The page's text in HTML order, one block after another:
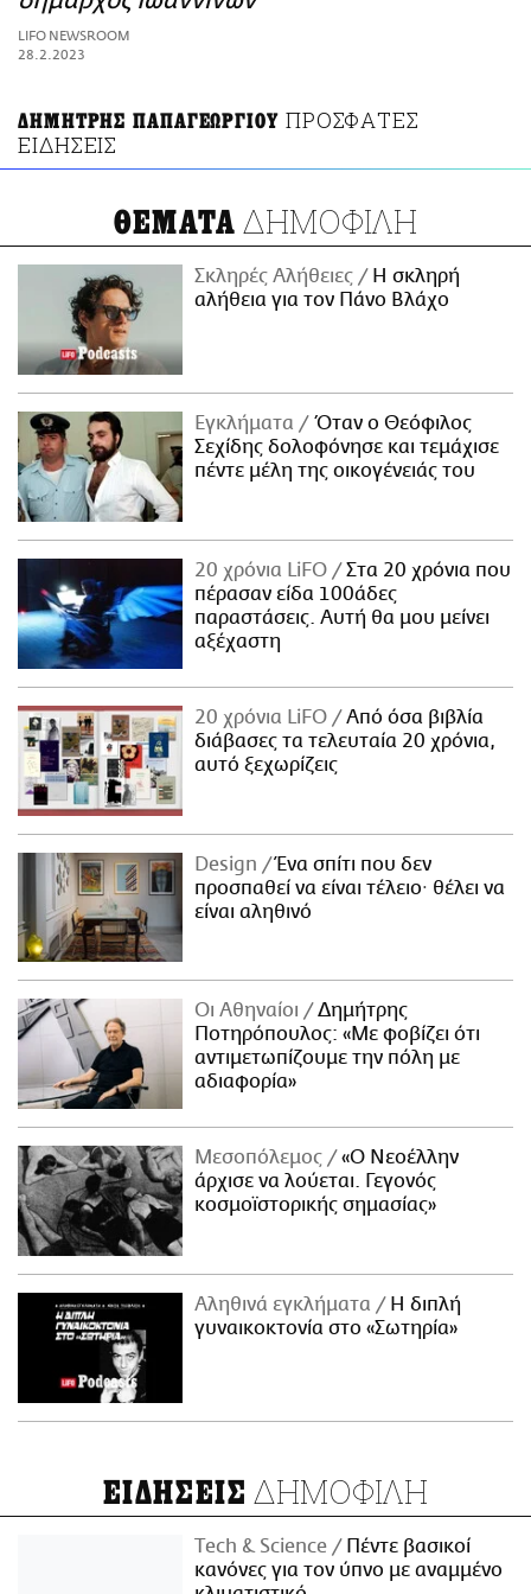
ΑΜΠΑ
PRINT
LIFO NEWSROOM
28.2.2023
ΔΗΜΗΤΡΗΣ ΠΑΠΑΓΕΩΡΓΙΟΥ ΠΡΟΣΦΑΤΕΣ
ΕΙΔΗΣΕΙΣ
ΘΕΜΑΤΑ ΔΗΜΟΦΙΛΗ
Σκληρές Αλήθειες
H σκληρή
αλήθεια για τον Πάνο Βλάχο
Εγκλήματα
Όταν ο Θεόφιλος
Σεχίδης δολοφόνησε και τεμάχισε
πέντε μέλη της οικογένειάς του
20 χρόνια LiFO
Στα 20 χρόνια που
πέρασαν είδα 100άδες
παραστάσεις. Αυτή θα μου μείνει
αξέχαστη
20 χρόνια LiFO
Από όσα βιβλία
διάβασες τα τελευταία 20 χρόνια,
αυτό ξεχωρίζεις
Design
Ένα σπίτι που δεν
προσπαθεί να είναι τέλειο· θέλει να
είναι αληθινό
Οι Αθηναίοι
Δημήτρης
Ποτηρόπουλος: «Με φοβίζει ότι
αντιμετωπίζουμε την πόλη με
αδιαφορία»
Μεσοπόλεμος
«Ο Νεοέλλην
άρχισε να λούεται. Γεγονός
κοσμοϊστορικής σημασίας»
Αληθινά εγκλήματα
Η διπλή
γυναικοκτονία στο «Σωτηρία»
ΕΙΔΗΣΕΙΣ ΔΗΜΟΦΙΛΗ
Τech & Science
Πέντε βασικοί
κανόνες για τον ύπνο με αναμμένο